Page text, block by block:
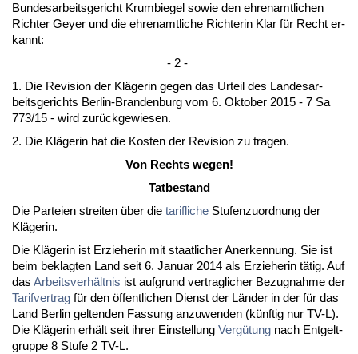
Bun­des­ar­beits­ge­richt Krum­bie­gel so­wie den eh­ren­amt­li­chen
Rich­ter Gey­er und die eh­ren­amt­li­che Rich­te­rin Klar für Recht er­
kannt:
- 2 -
1. Die Re­vi­si­on der Kläge­rin ge­gen das Ur­teil des Lan­des­ar­
beits­ge­richts Ber­lin-Bran­den­burg vom 6. Ok­to­ber 2015 - 7 Sa
773/15 - wird zurück­ge­wie­sen.
2. Die Kläge­rin hat die Kos­ten der Re­vi­si­on zu tra­gen.
Von Rechts we­gen!
Tat­be­stand
Die Par­tei­en strei­ten über die ta­rif­li­che Stu­fen­zu­ord­nung der
Kläge­rin.
Die Kläge­rin ist Er­zie­he­rin mit staat­li­cher An­er­ken­nung. Sie ist
beim be­klag­ten Land seit 6. Ja­nu­ar 2014 als Er­zie­he­rin tätig. Auf
das Ar­beits­verhält­nis ist auf­grund ver­trag­li­cher Be­zug­nah­me der
Ta­rif­ver­trag für den öffent­li­chen Dienst der Länder in der für das
Land Ber­lin gel­ten­den Fas­sung an­zu­wen­den (künf­tig nur TV-L).
Die Kläge­rin erhält seit ih­rer Ein­stel­lung Vergütung nach Ent­gelt­
grup­pe 8 Stu­fe 2 TV-L.